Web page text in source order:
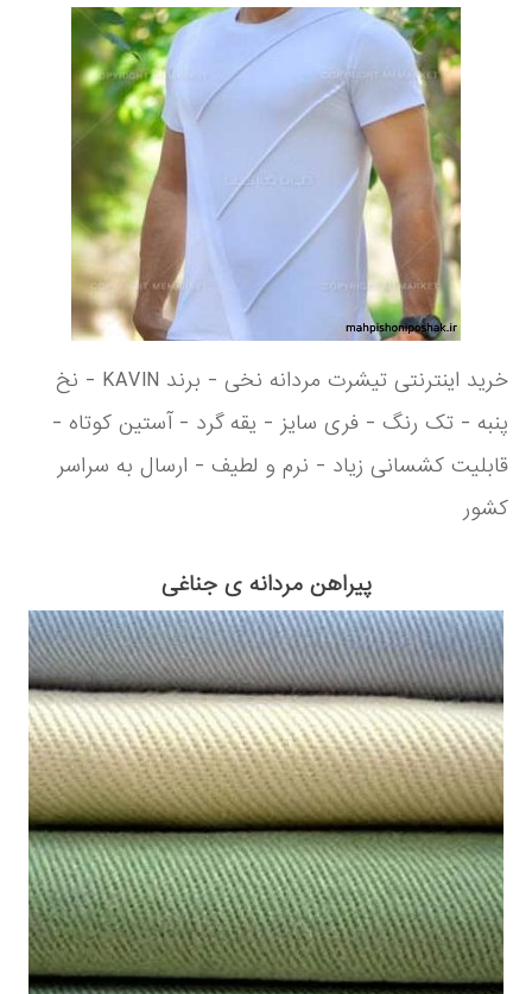
خرید اینترنتی تیشرت مردانه نخی - برند KAVIN - نخ
پنبه - تک رنگ - فری سایز - یقه گرد - آستین کوتاه -
قابلیت کشسانی زیاد - نرم و لطیف - ارسال به سراسر
کشور
پیراهن مردانه ی جناغی